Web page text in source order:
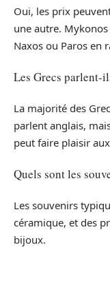
Oui, les prix
une autre.
Naxos ou Paros en
Les Grecs parlent-
La majorité des
parlent anglais,
peut faire plaisir
Quels sont les
Les souvenirs
céramique, et des
bijoux.